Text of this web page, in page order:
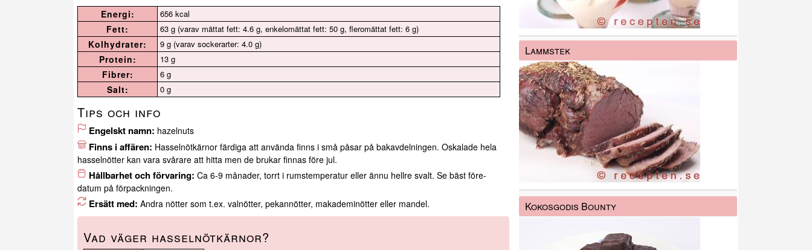
Energi:
656 kcal
Fett: 63 g (varav mättat fett: 4.6 g, enkelomättat fett: 50 g, fleromättat fett: 6 g)
Kolhydrater: 9 g (varav sockerarter: 4.0 g)
Protein: 13 g
Fibrer: 6 g
Salt: 0 g
Tips och info
Engelskt namn: hazelnuts
Finns i affären: Hasselnötkärnor färdiga att använda finns i små påsar på bakavdelningen. Oskalade hela
hasselnötter kan vara svårare att hitta men de brukar finnas före jul.
Hållbarhet och förvaring: Ca 6-9 månader, torrt i rumstemperatur eller ännu hellre svalt. Se bäst före-
datum på förpackningen.
Ersätt med: Andra nötter som t.ex. valnötter, pekannötter, makademinötter eller mandel.
Vad väger hasselnötkärnor?
Lammstek
Kokosgodis Bounty